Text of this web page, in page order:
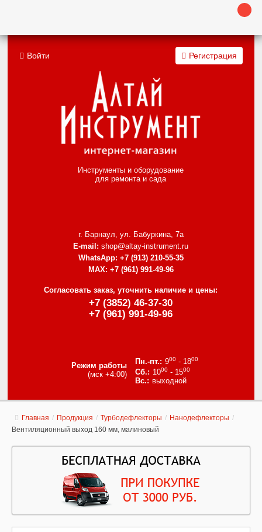
Инструменты и оборудование
для ремонта и сада
г. Барнаул, ул. Бабуркина, 7а
E-mail: shop@altay-instrument.ru
WhatsApp: +7 (913) 210-55-35
MAX: +7 (961) 991-49-96
Согласовать заказ, уточнить наличие и цены:
+7 (3852) 46-37-30
+7 (961) 991-49-96
Режим работы
(мск +4:00)
900- 1800
1000- 1500
выходной
Войти Регистрация
Главная / Продукция / Турбодефлекторы / Нанодефлекторы /
Вентиляционный выход 160 мм, малиновый